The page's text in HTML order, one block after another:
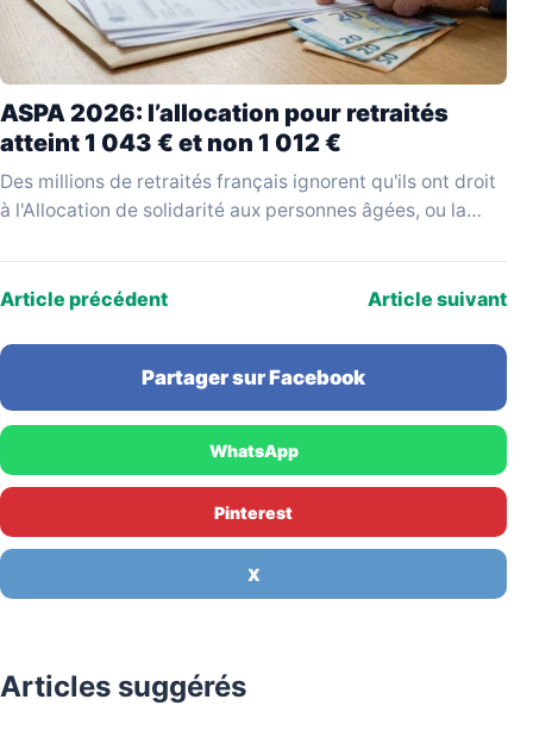
ASPA 2026: l’allocation pour retraités
atteint 1 043 € et non 1 012 €
Des millions de retraités français ignorent qu'ils ont droit
à l'Allocation de solidarité aux personnes âgées, ou la
Article précédent Article suivant
Partager sur Facebook
WhatsApp
Pinterest
X
Articles suggérés